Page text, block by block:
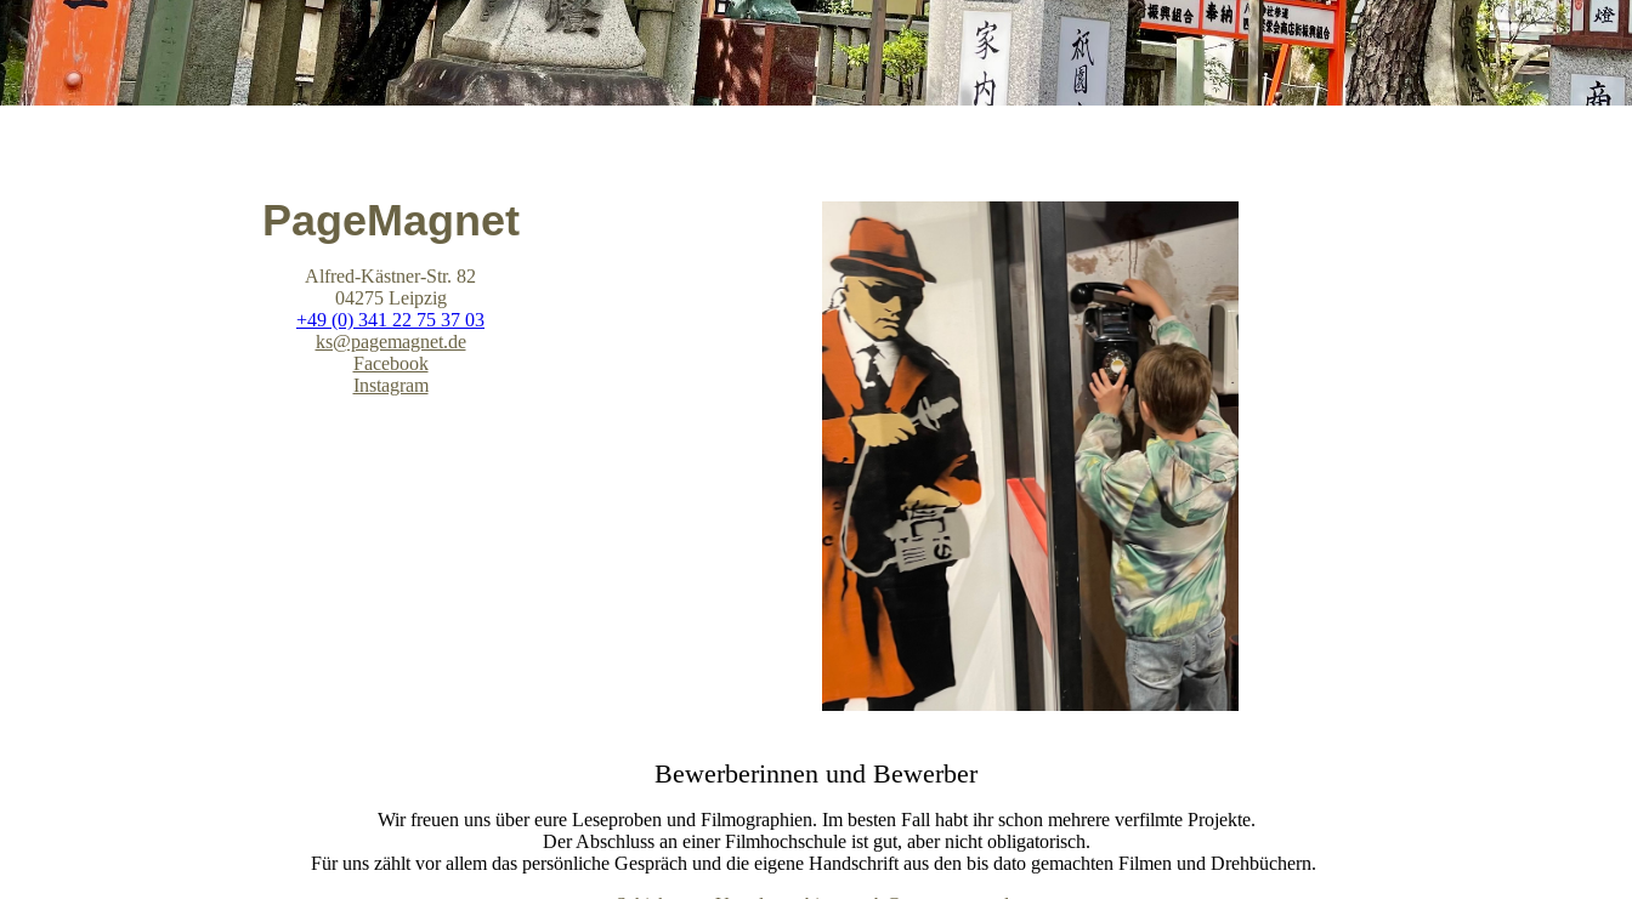
PageMagnet
Alfred-Kästner-Str. 82
04275 Leipzig
+49 (0) 341 22 75 37 03
ks@pagemagnet.de
Facebook
Instagram
Bewerberinnen und Bewerber
Wir freuen uns über eure Leseproben und Filmographien. Im besten Fall habt ihr schon mehrere verfilmte Projekte.
Der Abschluss an einer Filmhochschule ist gut, aber nicht obligatorisch.
Für uns zählt vor allem das persönliche Gespräch und die eigene Handschrift aus den bis dato gemachten Filmen und Drehbüchern.